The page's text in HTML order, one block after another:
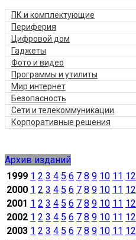
ПК и комплектующие
Периферия
Цифровой дом
Гаджеты
Фото и видео
Программы и утилиты
Мир интернет
Безопасность
Сети и телекоммуникации
Корпоративные решения
Архив изданий
1999 1 2 3 4 5 6 7 8 9 10 11 12
2000 1 2 3 4 5 6 7 8 9 10 11 12
2001 1 2 3 4 5 6 7 8 9 10 11 12
2002 1 2 3 4 5 6 7 8 9 10 11 12
2003 1 2 3 4 5 6 7 8 9 10 11 12